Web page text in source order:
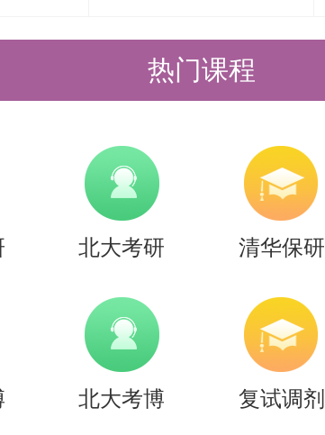
热门课程
北大考研 清华保研
北大考博 复试调剂